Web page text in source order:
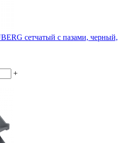
сетчатый с пазами, черный,
+